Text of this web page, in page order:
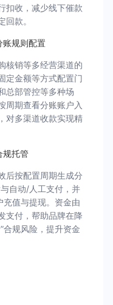
扣收，减少线下催款
款。
账规则配置
核销等多经营渠道的
定金额等方式配置门
总部管控等多种场
周期查看分账账户入
对多渠道收款实现精
规托管
后按配置周期生成分
自动/人工支付，并
充值与提现。资金由
支付，帮助品牌在降
合规风险，提升资金